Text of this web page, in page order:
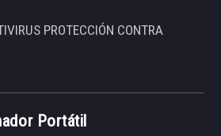
PROTECCIÓN CONTRA
Portátil